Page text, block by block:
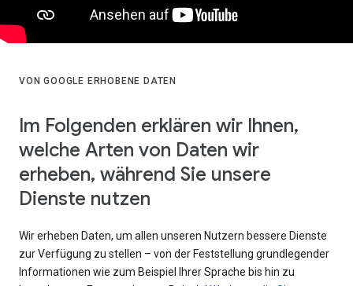
VON GOOGLE ERHOBENE DATEN
Im Folgenden erklären wir Ihnen,
welche Arten von Daten wir
erheben, während Sie unsere
Dienste nutzen
Wir erheben Daten, um allen unseren Nutzern bessere Dienste
zur Verfügung zu stellen – von der Feststellung grundlegender
Informationen wie zum Beispiel Ihrer Sprache bis hin zu